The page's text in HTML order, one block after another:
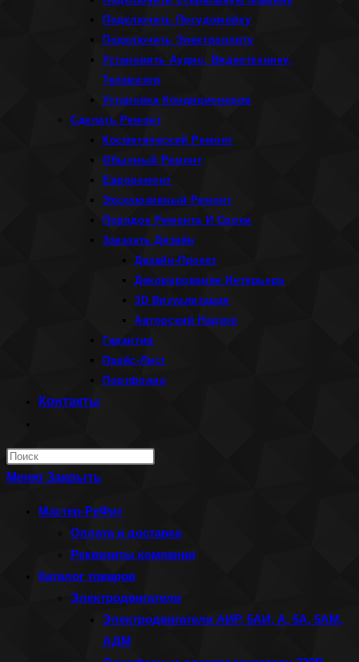
Подключить Посудомойку
Подключить Электроплиту
Установить Аудио, Видеотехнику,
Телевизор
Установка Кондиционеров
Сделать Ремонт
Косметический Ремонт
Обычный Ремонт
Евроремонт
Эксклюзивный Ремонт
Порядок Ремонта И Сроки
Заказать Дизайн
Дизайн-Проект
Декорирование Интерьера
3D Визуализация
Авторский Надзор
Гарантии
Прайс-Лист
Портфолио
Контакты
поиск
по
сайту
закрыть
панель
Меню Закрыть
Мастер-РеФит
Оплата и доставка
Реквизиты компании
Каталог товаров
Электродвигатели
Электродвигатели АИР, 5АИ, А, 5А, 5АМ,
АДМ